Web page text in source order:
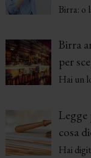
Birra: o
Birra
per
Hai un
Legge
cosa
Hai